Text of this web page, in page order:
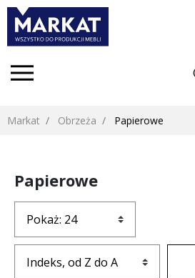
Markat Obrzeża Papierowe
Papierowe